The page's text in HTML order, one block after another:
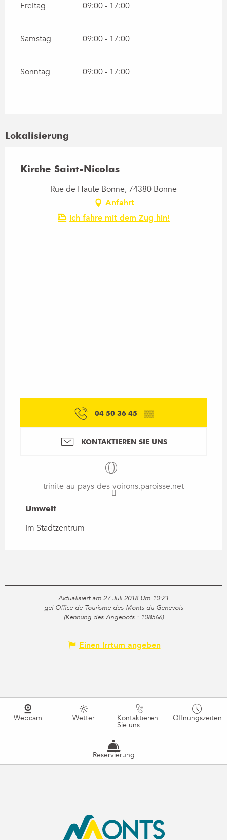
Freitag 09:00 - 17:00
Samstag 09:00 - 17:00
Sonntag 09:00 - 17:00
Lokalisierung
Kirche Saint-Nicolas
Rue de Haute Bonne, 74380 Bonne
Anfahrt
Ich fahre mit dem Zug hin!
04 50 36 45 ▒▒
KONTAKTIEREN SIE UNS
trinite-au-pays-des-voirons.paroisse.net
Umwelt
Umwelt
Im Stadtzentrum
Aktualisiert am 27 Juli 2018 Um 10:21
gei Office de Tourisme des Monts du Genevois
(Kennung des Angebots : 108566)
Einen Irrtum angeben
Webcam Wetter Kontaktieren
Sie uns
Öffnungszeiten
Reservierung